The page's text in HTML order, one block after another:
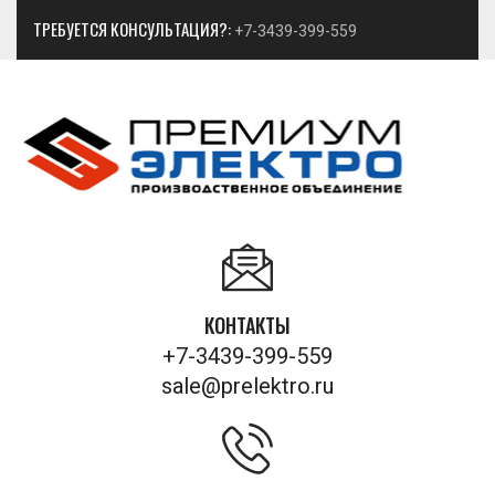
ТРЕБУЕТСЯ КОНСУЛЬТАЦИЯ?: +7-3439-399-559
КОНТАКТЫ
+7-3439-399-559
sale@prelektro.ru